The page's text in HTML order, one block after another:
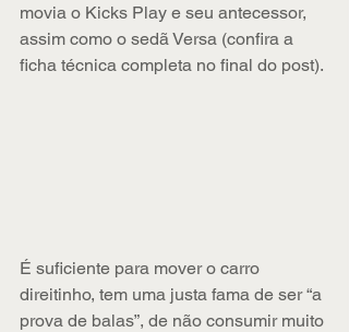
movia o Kicks Play e seu antecessor,
assim como o sedã Versa (confira a
ficha técnica completa no final do post).
É suficiente para mover o carro
direitinho, tem uma justa fama de ser “a
prova de balas”, de não consumir muito